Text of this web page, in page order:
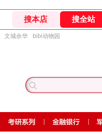
文城余华 bibi动物园